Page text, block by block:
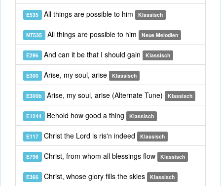
E535 All things are possible to him Klassisch
NT535 All things are possible to him Neue Melodien
E296 And can it be that I should gain Klassisch
E300 Arise, my soul, arise Klassisch
E300b Arise, my soul, arise (Alternate Tune) Klassisch
E1244 Behold how good a thing Klassisch
E117 Christ the Lord is ris'n indeed Klassisch
E796 Christ, from whom all blessings flow Klassisch
E366 Christ, whose glory fills the skies Klassisch